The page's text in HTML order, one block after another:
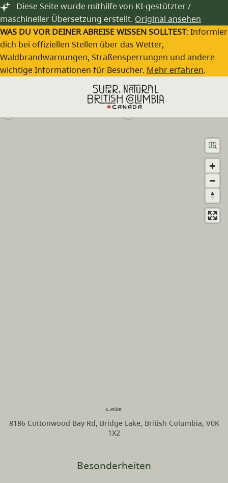
Zum Hauptinhalt springen
Diese Seite wurde mithilfe von KI-gestützter /
maschineller Übersetzung erstellt. Original ansehen
WAS DU VOR DEINER ABREISE WISSEN SOLLTEST:
dich bei offiziellen Stellen über das Wetter,
Waldbrandwarnungen, Straßensperrungen und andere
wichtige Informationen für Besucher. Mehr erfahren.
Cottonwood Bay Resort
(250) 593-2345
Besonderheiten
Lage
8186 Cottonwood Bay Rd, Bridge Lake, British Columbia, V0K
1X2